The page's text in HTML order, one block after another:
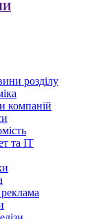
розділу
компаній
та IT